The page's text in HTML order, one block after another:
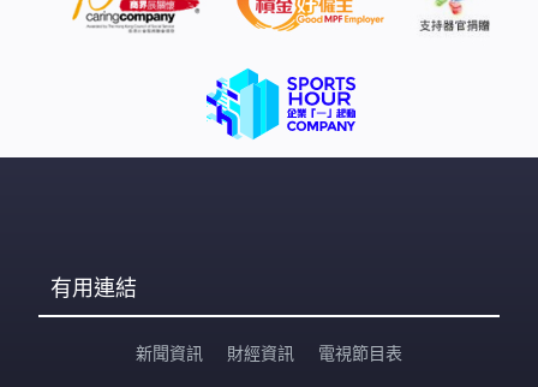
有用連結
新聞資訊 財經資訊 電視節目表